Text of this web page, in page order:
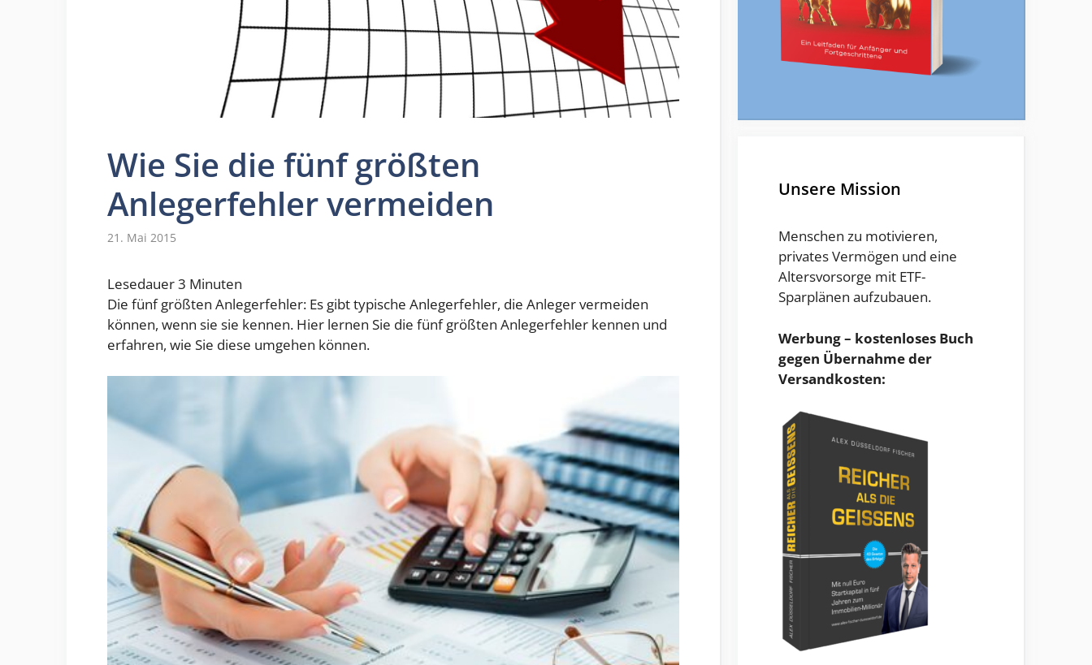
Wie Sie die fünf größten
Anlegerfehler vermeiden
21. Mai 2015
Lesedauer3 Minuten
Die fünf größten Anlegerfehler: Es gibt typische Anlegerfehler, die Anleger vermeiden
können, wenn sie sie kennen. Hier lernen Sie die fünf größten Anlegerfehler kennen und
erfahren, wie Sie diese umgehen können.
Unsere Mission
Menschen zu motivieren,
privates Vermögen und eine
Altersvorsorge mit ETF-
Sparplänen aufzubauen.
Werbung – kostenloses Buch
gegen Übernahme der
Versandkosten: